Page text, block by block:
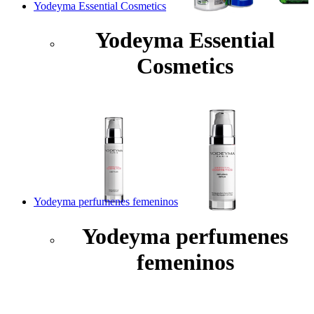
Yodeyma Essential Cosmetics
Yodeyma Essential
Cosmetics
Yodeyma perfumenes femeninos
Yodeyma perfumenes
femeninos